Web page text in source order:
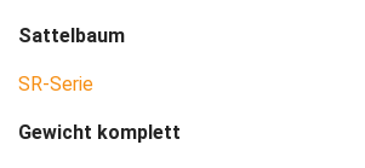
Sattelbaum
SR-Serie
Gewicht komplett